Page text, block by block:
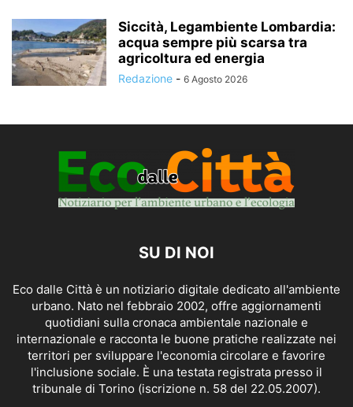
Siccità, Legambiente Lombardia:
acqua sempre più scarsa tra
agricoltura ed energia
Redazione - 6 Agosto 2026
SU DI NOI
Eco dalle Città è un notiziario digitale dedicato all'ambiente
urbano. Nato nel febbraio 2002, offre aggiornamenti
quotidiani sulla cronaca ambientale nazionale e
internazionale e racconta le buone pratiche realizzate nei
territori per sviluppare l'economia circolare e favorire
l'inclusione sociale. È una testata registrata presso il
tribunale di Torino (iscrizione n. 58 del 22.05.2007).